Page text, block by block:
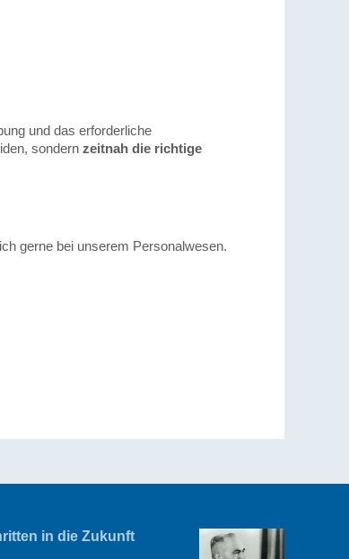
und das erforderliche
sondern zeitnah die richtige
gerne bei unserem Personalwesen.
in die Zukunft